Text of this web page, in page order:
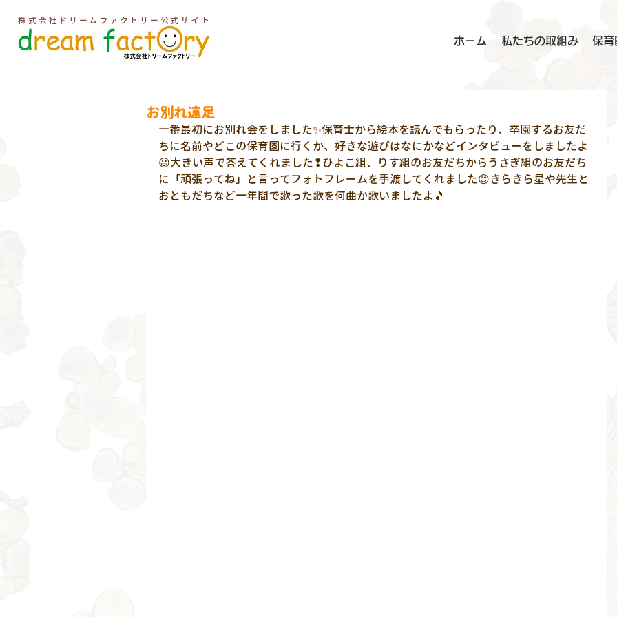
株式会社ドリームファクトリー公式サイト
ホーム 私たちの取組み 保育
お別れ遠足
一番最初にお別れ会をしました✨保育士から絵本を読んでもらったり、卒園するお友だ
ちに名前やどこの保育園に行くか、好きな遊びはなにかなどインタビューをしましたよ
😃大きい声で答えてくれました❢ひよこ組、りす組のお友だちからうさぎ組のお友だち
に「頑張ってね」と言ってフォトフレームを手渡してくれました😊きらきら星や先生と
おともだちなど一年間で歌った歌を何曲か歌いましたよ🎵